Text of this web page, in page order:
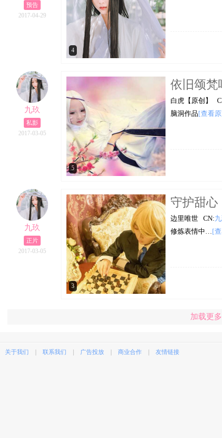
预告
2017-04-29
4
九玖
私影
2017-03-05
5
依旧颂梵
白虎【原创】
脑洞作品 [查看
九玖
正片
2017-03-05
3
守护甜心
边里唯世 CN:
修炼表情中… [
加载更
关于我们 联系我们 广告投放 商业合作 友情链接